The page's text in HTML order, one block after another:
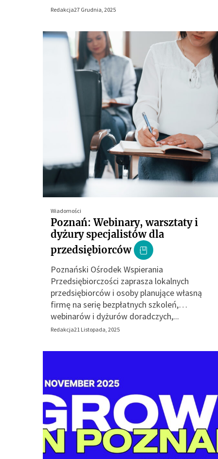
Redakcja27 Grudnia, 2025
Wiadomości
Poznań: Webinary, warsztaty i
dyżury specjalistów dla
przedsiębiorców
Poznański Ośrodek Wspierania
Przedsiębiorczości zaprasza lokalnych
przedsiębiorców i osoby planujące własną
firmę na serię bezpłatnych szkoleń,
webinarów i dyżurów doradczych,...
Redakcja21 Listopada, 2025